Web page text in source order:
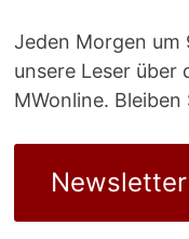
Jeden Morgen
unsere Leser über
MWonline.